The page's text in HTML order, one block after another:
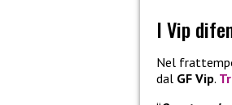
I Vip
Nel
dal GF Vip.